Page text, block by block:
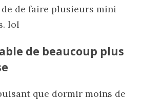
de faire plusieurs mini
lol
de beaucoup plus
que dormir moins de